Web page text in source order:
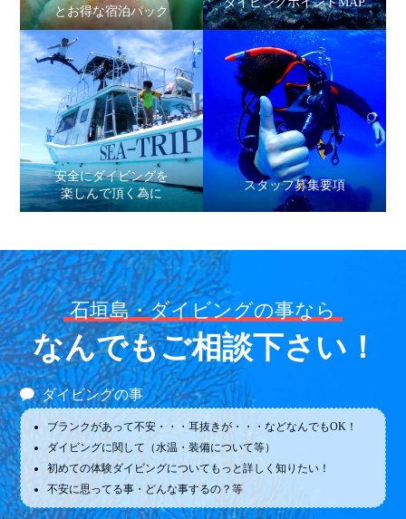
とお得な宿泊パック
安全にダイビングを
楽しんで頂く為に
スタッフ募集要項
石垣島・ダイビングの事なら
なんでもご相談下さい！
ダイビングの事
ブランクがあって不安・・・耳抜きが・・・などなんでもOK！
ダイビングに関して（水温・装備について等）
初めての体験ダイビングについてもっと詳しく知りたい！
不安に思ってる事・どんな事するの？等